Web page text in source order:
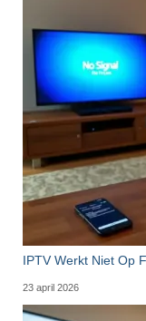
IPTV Werkt Niet Op
23 april 2026